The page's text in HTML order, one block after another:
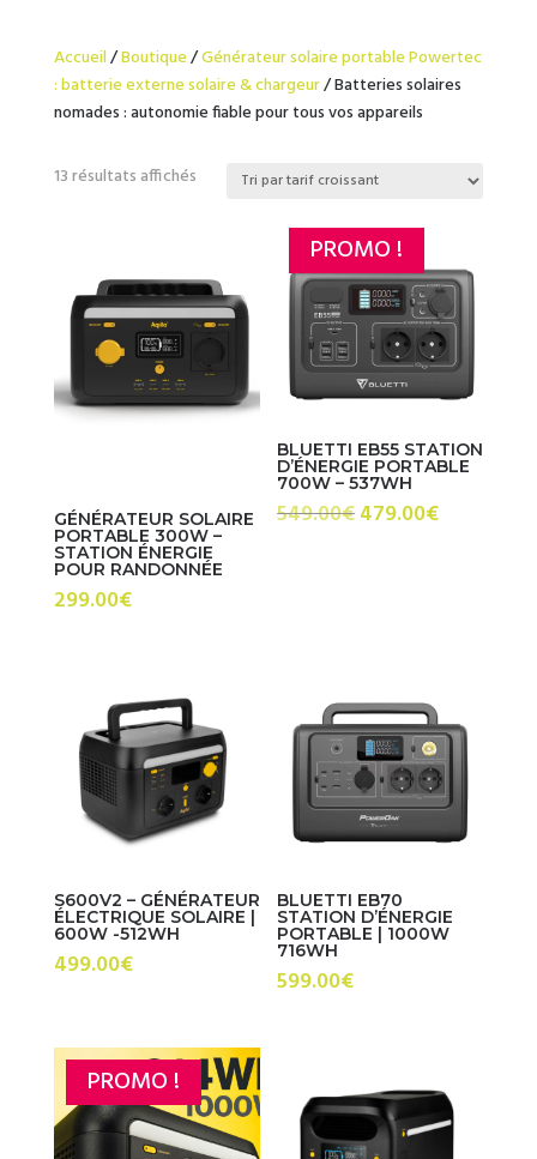
Accueil/Boutique/Générateur solaire portable Powertec
: batterie externe solaire & chargeur/ Batteries solaires
nomades : autonomie fiable pour tous vos appareils
13 résultats affichésTrié
GÉNÉRATEUR SOLAIRE
PORTABLE 300W –
STATION ÉNERGIE
POUR RANDONNÉE
299.00€
PROMO !
BLUETTI EB55 STATION
D’ÉNERGIE PORTABLE
700W – 537WH
549.00€Le
479.00€Le
S600V2 – GÉNÉRATEUR
ÉLECTRIQUE SOLAIRE |
600W -512WH
499.00€
BLUETTI EB70
STATION D’ÉNERGIE
PORTABLE | 1000W
716WH
599.00€
PROMO !